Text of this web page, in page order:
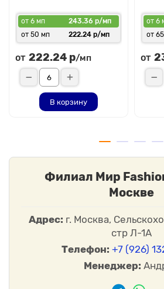
от 6 мп
243.36 р/мп
от 50 мп
222.24 р/мп
от 222.24 р/мп
В корзину
от 6
от
от
Филиал Мир
Москве
Адрес: г. Москва,
стр Л-1А
Телефон: +7 (926)
Менеджер: